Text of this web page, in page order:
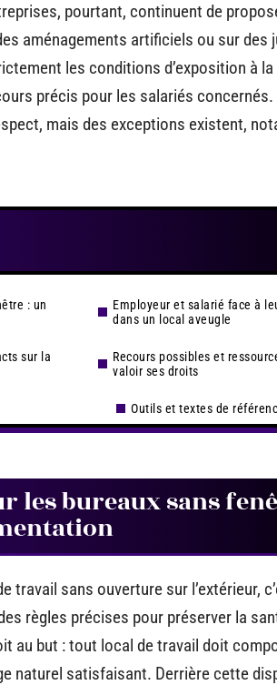
pourtant, continuent de
aménagements artificiels ou sur
les conditions d’exposition à la
précis pour les salariés concernés.
mais des exceptions existent,
: un
sur la
Employeur et salarié face à
dans un local aveugle
Recours possibles et
valoir ses droits
Outils et textes de
les bureaux sans
travail sans ouverture sur l’extérieur,
règles précises pour préserver la
au but : tout local de travail doit
naturel satisfaisant. Derrière cette